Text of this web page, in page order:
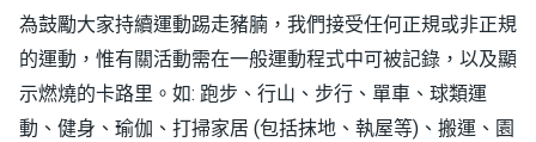
為鼓勵大家持續運動踢走豬腩，我們接受任何正規或非正規
的運動，惟有關活動需在一般運動程式中可被記錄，以及顯
示燃燒的卡路里。如: 跑步、行山、步行、單車、球類運
動、健身、瑜伽、打掃家居 (包括抹地、執屋等)、搬運、園